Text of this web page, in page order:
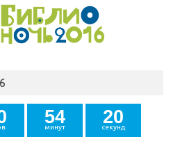
минут
54 секунд
1
2
9
0